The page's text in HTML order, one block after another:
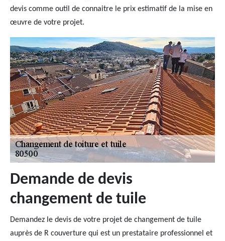
devis comme outil de connaitre le prix estimatif de la mise en
œuvre de votre projet.
Demande de devis
changement de tuile
Demandez le devis de votre projet de changement de tuile
auprès de R couverture qui est un prestataire professionnel et